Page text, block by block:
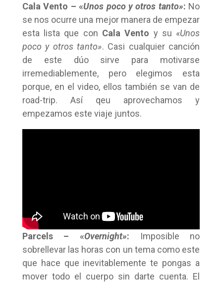
Cala Vento – «Unos poco y otros tanto»: No
se nos ocurre una mejor manera de empezar
esta lista que con Cala Vento y su «Unos
poco y otros tanto». Casi cualquier canción
de este dúo sirve para motivarse
irremediablemente, pero elegimos esta
porque, en el video, ellos también se van de
road-trip. Así qeu aprovechamos y
empezamos este viaje juntos.
Parcels – «Overnight»:
Imposible no
sobrellevar las horas con un tema como este
que hace que inevitablemente te pongas a
mover todo el cuerpo sin darte cuenta. El